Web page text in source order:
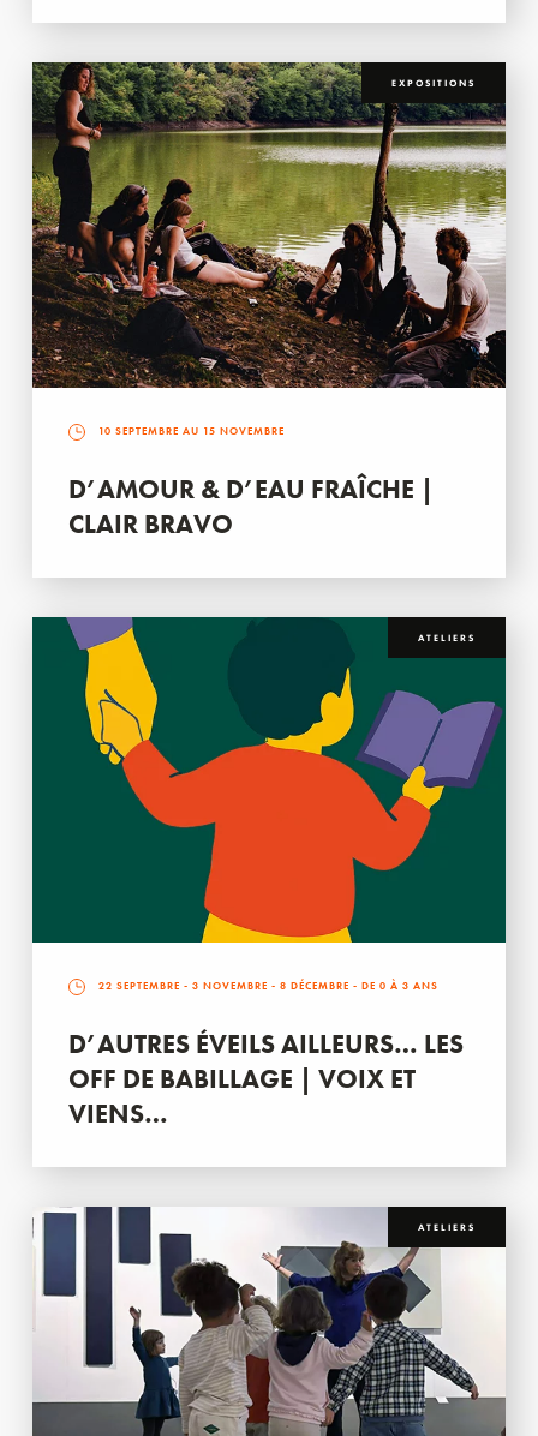
EXPOSITIONS
10 SEPTEMBRE AU 15 NOVEMBRE
D’AMOUR & D’EAU FRAÎCHE |
CLAIR BRAVO
ATELIERS
22 SEPTEMBRE - 3 NOVEMBRE - 8 DÉCEMBRE - DE 0 À 3 ANS
D’AUTRES ÉVEILS AILLEURS… LES
OFF DE BABILLAGE | VOIX ET
VIENS…
ATELIERS